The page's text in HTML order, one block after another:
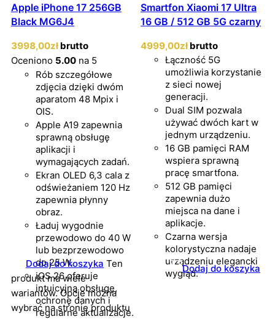
Apple iPhone 17 256GB
Black MG6J4
3998,00zł brutto
Oceniono 5.00 na 5
Rób szczegółowe
zdjęcia dzięki dwóm
aparatom 48 Mpix i
OIS.
Apple A19 zapewnia
sprawną obsługę
aplikacji i
wymagających zadań.
Ekran OLED 6,3 cala z
odświeżaniem 120 Hz
zapewnia płynny
obraz.
Ładuj wygodnie
przewodowo do 40 W
lub bezprzewodowo
do 25 W.
iOS 26 oferuje
intuicyjną obsługę,
ochronę danych i
regularne aktualizacje.
Dodaj do koszyka Ten
produkt ma wiele
wariantów. Opcje można
wybrać na stronie produktu
Smartfon Xiaomi 17 Ultra
16 GB / 512 GB 5G czarny
4999,00zł brutto
Łączność 5G
umożliwia korzystanie
z sieci nowej
generacji.
Dual SIM pozwala
używać dwóch kart w
jednym urządzeniu.
16 GB pamięci RAM
wspiera sprawną
pracę smartfona.
512 GB pamięci
zapewnia dużo
miejsca na dane i
aplikacje.
Czarna wersja
kolorystyczna nadaje
urządzeniu elegancki
wygląd.Dodaj do koszyka